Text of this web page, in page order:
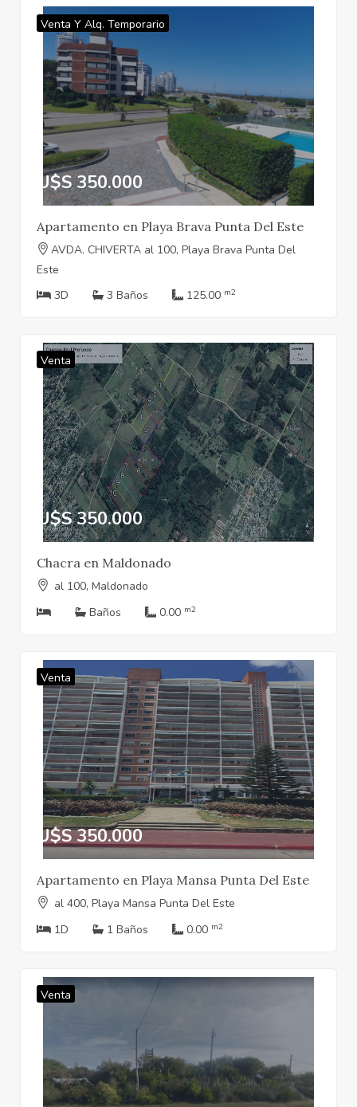
Venta Y Alq. Temporario
U$S 350.000
Apartamento en Playa Brava Punta Del Este
AVDA. CHIVERTA al 100, Playa Brava Punta Del
Este
3D
3 Baños 125.00 m2
Venta
U$S 350.000
Chacra en Maldonado
al 100, Maldonado
Baños
0.00 m2
Venta
U$S 350.000
Apartamento en Playa Mansa Punta Del Este
al 400, Playa Mansa Punta Del Este
1D
1 Baños 0.00 m2
Venta